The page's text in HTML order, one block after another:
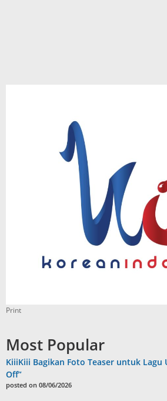
Print
Most Popular
KiiiKiii Bagikan Foto Teaser untuk Lagu
Off”
posted on 08/06/2026